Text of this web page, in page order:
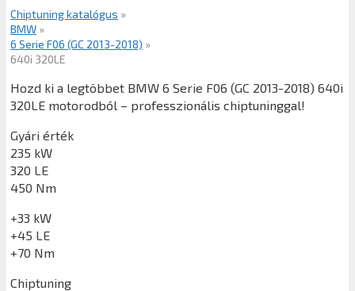
Chiptuning katalógus »
BMW »
6 Serie F06 (GC 2013-2018) »
640i 320LE
Hozd ki a legtöbbet BMW 6 Serie F06 (GC 2013-2018) 640i
320LE motorodból – professzionális chiptuninggal!
Gyári érték
235 kW
320 LE
450 Nm
+33 kW
+45 LE
+70 Nm
Chiptuning